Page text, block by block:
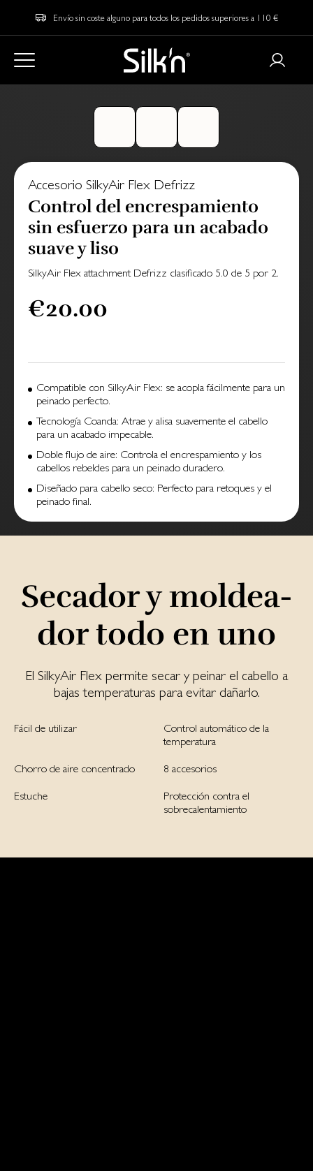
Envío sin coste alguno para todos los pedidos superiores a 110 €
Accesorio SilkyAir Flex Defrizz
Control del encrespamiento
sin esfuerzo para un acabado
suave y liso
SilkyAir Flex attachment Defrizz clasificado 5.0 de 5 por 2.
€20.00
Compatible con SilkyAir Flex: se acopla fácilmente para un
peinado perfecto.
Tecnología Coanda: Atrae y alisa suavemente el cabello
para un acabado impecable.
Doble flujo de aire: Controla el encrespamiento y los
cabellos rebeldes para un peinado duradero.
Diseñado para cabello seco: Perfecto para retoques y el
peinado final.
Secador y moldea­
dor todo en uno
El SilkyAir Flex permite secar y peinar el cabello a
bajas temperaturas para evitar dañarlo.
Fácil de utilizar
Control automático de la
temperatura
Chorro de aire concentrado 8 accesorios
Estuche
Protección contra el
sobrecalentamiento